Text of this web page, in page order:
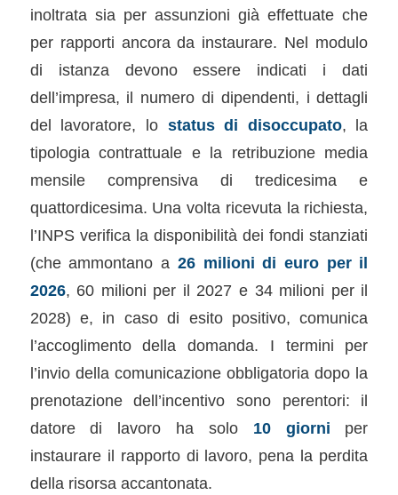
inoltrata sia per assunzioni già effettuate che
per rapporti ancora da instaurare. Nel modulo
di istanza devono essere indicati i dati
dell’impresa, il numero di dipendenti, i dettagli
del lavoratore, lo status di disoccupato, la
tipologia contrattuale e la retribuzione media
mensile comprensiva di tredicesima e
quattordicesima. Una volta ricevuta la richiesta,
l’INPS verifica la disponibilità dei fondi stanziati
(che ammontano a 26 milioni di euro per il
2026, 60 milioni per il 2027 e 34 milioni per il
2028) e, in caso di esito positivo, comunica
l’accoglimento della domanda. I termini per
l’invio della comunicazione obbligatoria dopo la
prenotazione dell’incentivo sono perentori: il
datore di lavoro ha solo 10 giorni per
instaurare il rapporto di lavoro, pena la perdita
della risorsa accantonata.